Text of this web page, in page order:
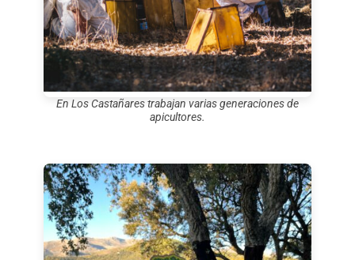
En Los Castañares trabajan varias generaciones de
apicultores.